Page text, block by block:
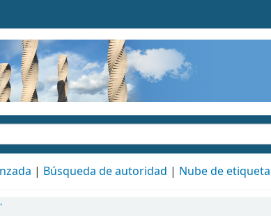
Búsqueda de autoridad Nube de